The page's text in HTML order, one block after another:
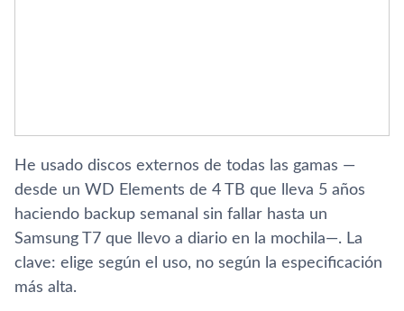
He usado discos externos de todas las gamas —
desde un WD Elements de 4 TB que lleva 5 años
haciendo backup semanal sin fallar hasta un
Samsung T7 que llevo a diario en la mochila—. La
clave: elige según el uso, no según la especificación
más alta.